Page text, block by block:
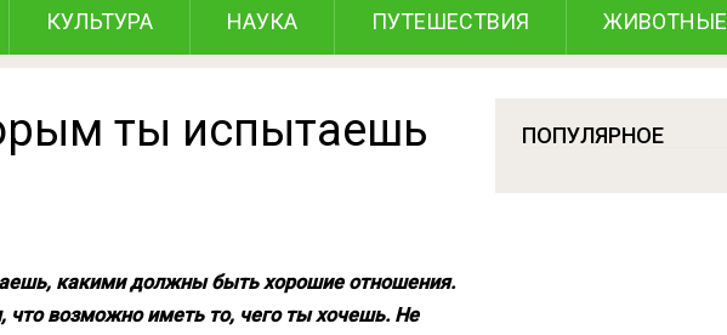
КУЛЬТУРА НАУКА ПУТЕШЕСТВИЯ ЖИВОТНЫЕ
ты испытаешь
какими должны быть хорошие отношения.
что возможно иметь то, чего ты хочешь. Не
ПОПУЛЯРНОЕ